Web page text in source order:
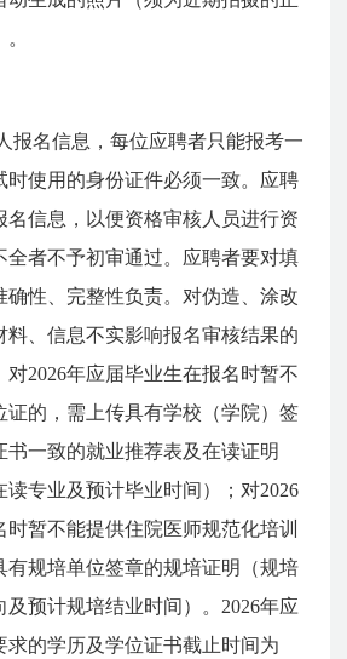
报名信息，每位应聘者只能报考一
时使用的身份证件必须一致。应聘
名信息，以便资格审核人员进行资
全者不予初审通过。应聘者要对填
确性、完整性负责。对伪造、涂改
料、信息不实影响报名审核结果的
2026年应届毕业生在报名时暂不
证的，需上传具有学校（学院）签
书一致的就业推荐表及在读证明
读专业及预计毕业时间）；对2026
暂不能提供住院医师规范化培训
有规培单位签章的规培证明（规培
预计规培结业时间）。2026年应
求的学历及学位证书截止时间为